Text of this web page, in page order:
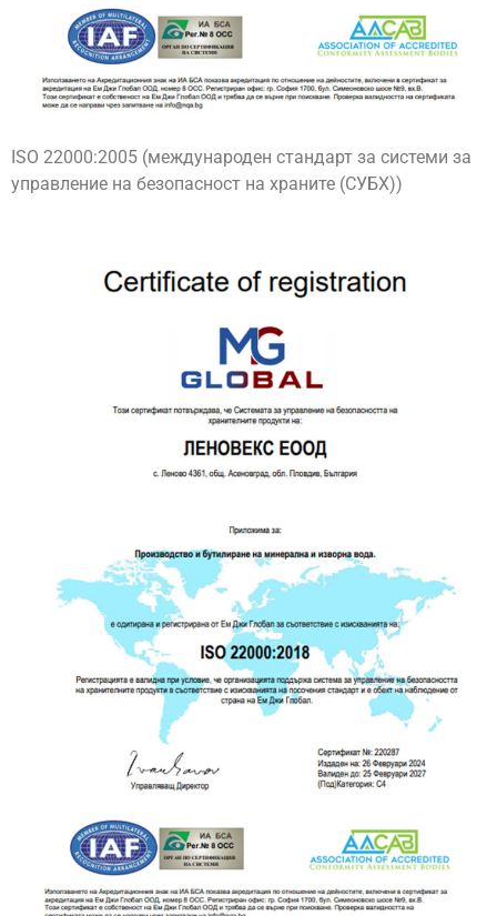
ISO 22000:2005 (международен стандарт за системи за
управление на безопасност на храните (СУБХ))